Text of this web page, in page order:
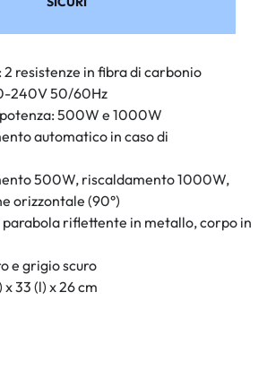
resistenze in fibra di carbonio
240V 50/60Hz
500W e 1000W
automatico in caso di
500W, riscaldamento 1000W,
orizzontale (90°)
riflettente in metallo, corpo in
e grigio scuro
33 (l) x 26 cm